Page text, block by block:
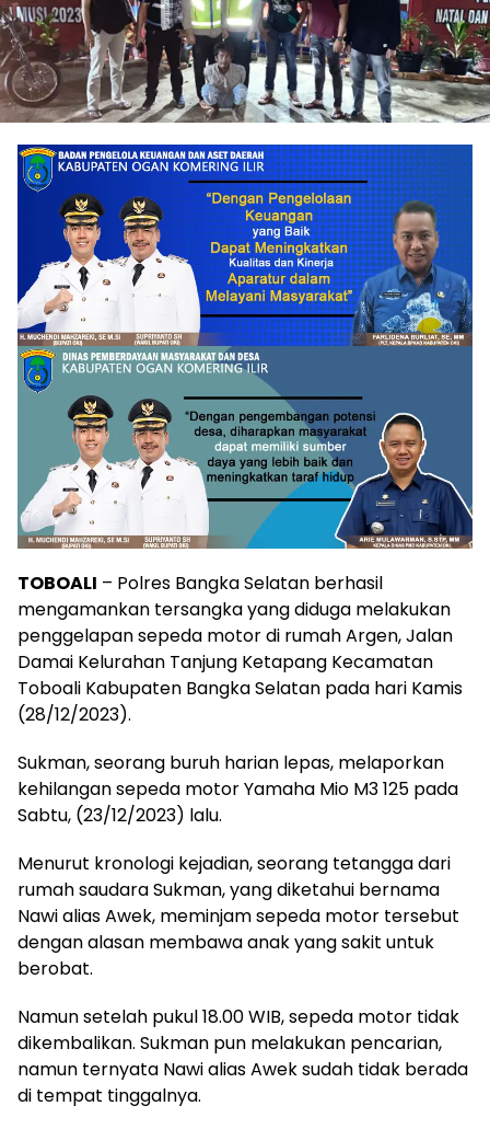
TOBOALI – Polres Bangka Selatan berhasil
mengamankan tersangka yang diduga melakukan
penggelapan sepeda motor di rumah Argen, Jalan
Damai Kelurahan Tanjung Ketapang Kecamatan
Toboali Kabupaten Bangka Selatan pada hari Kamis
(28/12/2023).
Sukman, seorang buruh harian lepas, melaporkan
kehilangan sepeda motor Yamaha Mio M3 125 pada
Sabtu, (23/12/2023) lalu.
Menurut kronologi kejadian, seorang tetangga dari
rumah saudara Sukman, yang diketahui bernama
Nawi alias Awek, meminjam sepeda motor tersebut
dengan alasan membawa anak yang sakit untuk
berobat.
Namun setelah pukul 18.00 WIB, sepeda motor tidak
dikembalikan. Sukman pun melakukan pencarian,
namun ternyata Nawi alias Awek sudah tidak berada
di tempat tinggalnya.